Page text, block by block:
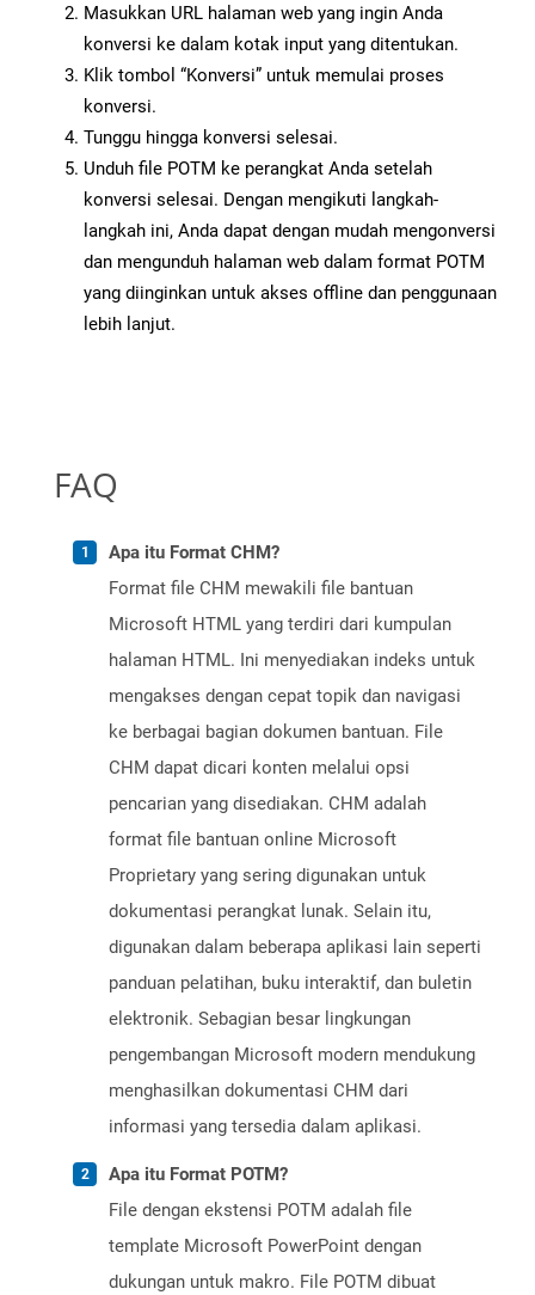
Masukkan URL halaman web yang ingin Anda
konversi ke dalam kotak input yang ditentukan.
Klik tombol “Konversi” untuk memulai proses
konversi.
Tunggu hingga konversi selesai.
Unduh file POTM ke perangkat Anda setelah
konversi selesai. Dengan mengikuti langkah-
langkah ini, Anda dapat dengan mudah mengonversi
dan mengunduh halaman web dalam format POTM
yang diinginkan untuk akses offline dan penggunaan
lebih lanjut.
FAQ
Apa itu Format CHM?
Format file CHM mewakili file bantuan
Microsoft HTML yang terdiri dari kumpulan
halaman HTML. Ini menyediakan indeks untuk
mengakses dengan cepat topik dan navigasi
ke berbagai bagian dokumen bantuan. File
CHM dapat dicari konten melalui opsi
pencarian yang disediakan. CHM adalah
format file bantuan online Microsoft
Proprietary yang sering digunakan untuk
dokumentasi perangkat lunak. Selain itu,
digunakan dalam beberapa aplikasi lain seperti
panduan pelatihan, buku interaktif, dan buletin
elektronik. Sebagian besar lingkungan
pengembangan Microsoft modern mendukung
menghasilkan dokumentasi CHM dari
informasi yang tersedia dalam aplikasi.
Apa itu Format POTM?
File dengan ekstensi POTM adalah file
template Microsoft PowerPoint dengan
dukungan untuk makro. File POTM dibuat